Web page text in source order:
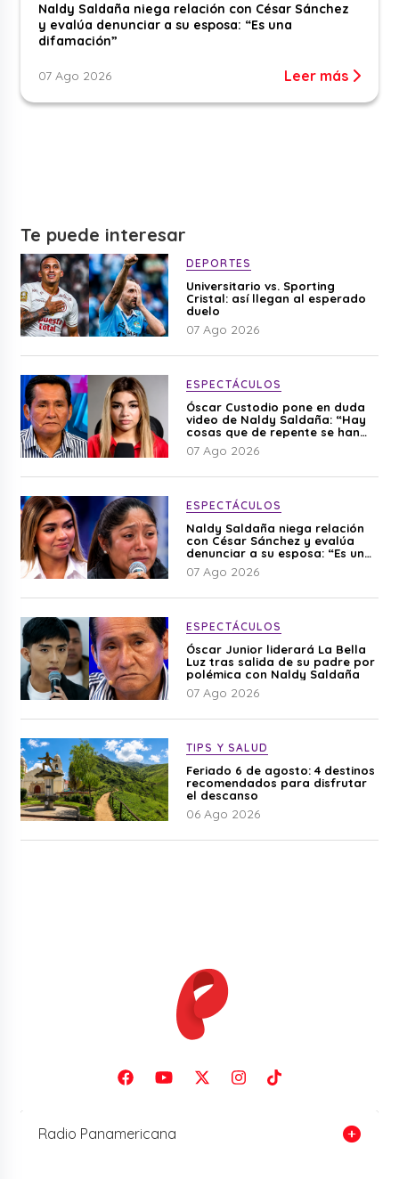
Naldy Saldaña niega relación con César Sánchez
y evalúa denunciar a su esposa: “Es una
difamación”
07 Ago 2026 Leer más
Te puede interesar
DEPORTES
Universitario vs. Sporting
Cristal: así llegan al esperado
duelo
07 Ago 2026
ESPECTÁCULOS
Óscar Custodio pone en duda
video de Naldy Saldaña: “Hay
cosas que de repente se han
editado”
07 Ago 2026
ESPECTÁCULOS
Naldy Saldaña niega relación
con César Sánchez y evalúa
denunciar a su esposa: “Es una
difamación”
07 Ago 2026
ESPECTÁCULOS
Óscar Junior liderará La Bella
Luz tras salida de su padre por
polémica con Naldy Saldaña
07 Ago 2026
TIPS Y SALUD
Feriado 6 de agosto: 4 destinos
recomendados para disfrutar
el descanso
06 Ago 2026
Radio Panamericana